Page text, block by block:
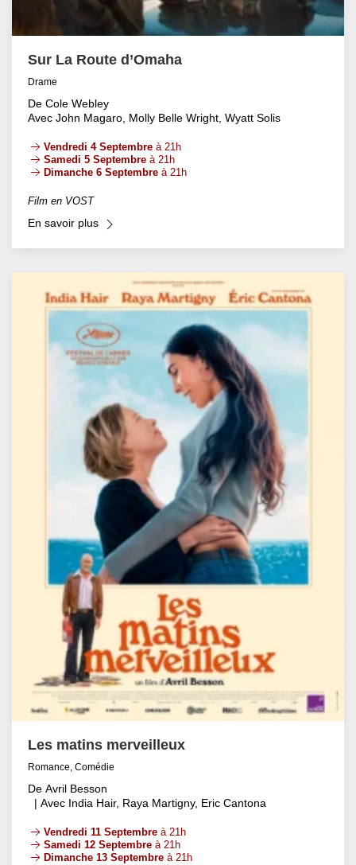
Sur La Route d’Omaha
Drame
De Cole Webley
Avec John Magaro, Molly Belle Wright, Wyatt Solis
Vendredi 4 Septembre à 21h
Samedi 5 Septembre à 21h
Dimanche 6 Septembre à 21h
Film en VOST
En savoir plus
Les matins merveilleux
Romance, Comédie
De Avril Besson
| Avec India Hair, Raya Martigny, Eric Cantona
Vendredi 11 Septembre à 21h
Samedi 12 Septembre à 21h
Dimanche 13 Septembre à 21h